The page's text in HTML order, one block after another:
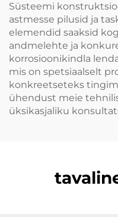
Süsteemi
astmesse pilusid ja
elemendid saaksid
andmelehte ja
korrosioonikindla
mis on spetsiaalselt
konkreetseteks
ühendust meie
üksikasjaliku